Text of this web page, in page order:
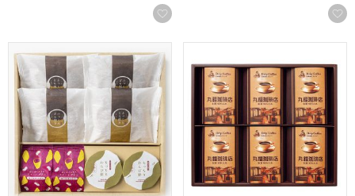
お気に入りに登録する
甘美 ふっくらどら焼きと甘美菓子の詰合せ 8個[AMA-01A]【